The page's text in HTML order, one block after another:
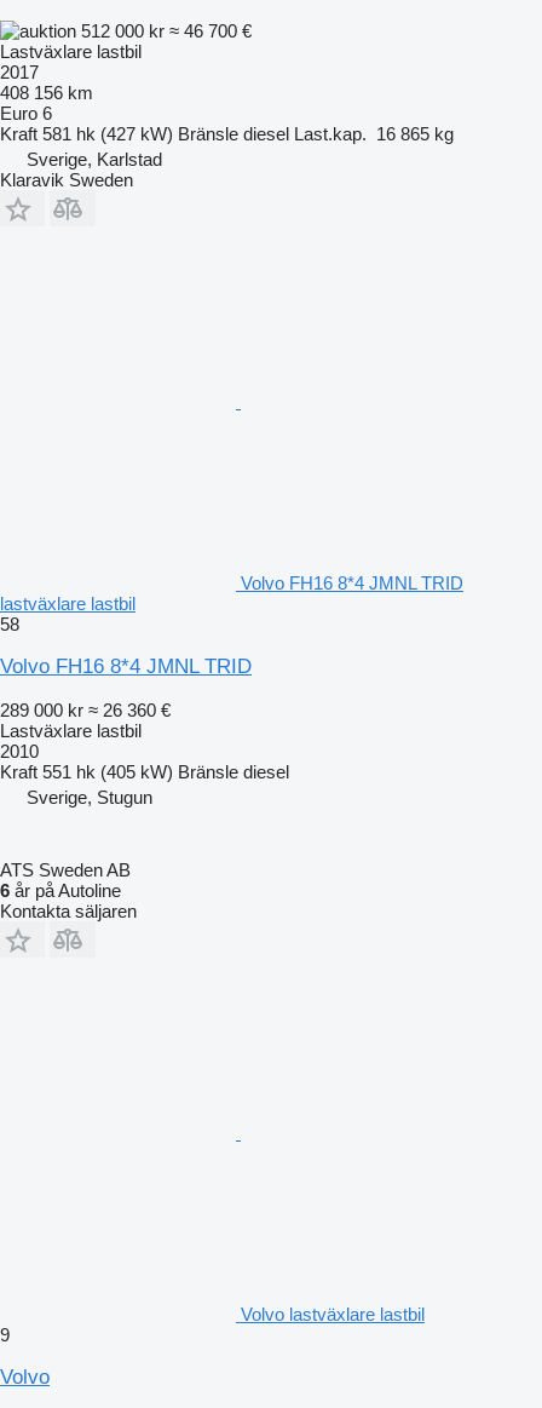
512 000 kr ≈ 46 700 €
Lastväxlare lastbil
2017
408 156 km
Euro 6
Kraft 581 hk (427 kW) Bränsle diesel Last.kap. 16 865 kg
Sverige, Karlstad
Klaravik Sweden
Volvo FH16 8*4 JMNL TRID
lastväxlare lastbil
58
Volvo FH16 8*4 JMNL TRID
289 000 kr ≈ 26 360 €
Lastväxlare lastbil
2010
Kraft 551 hk (405 kW) Bränsle diesel
Sverige, Stugun
ATS Sweden AB
6 år på Autoline
Kontakta säljaren
Volvo lastväxlare lastbil
9
Volvo